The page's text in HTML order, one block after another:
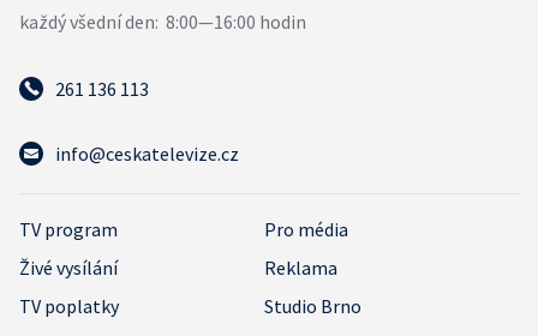
261 136 113
info@ceskatelevize.cz
TV program
Pro média
Živé vysílání
Reklama
TV poplatky
Studio Brno